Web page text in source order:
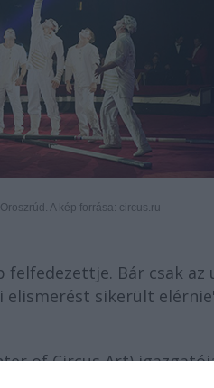
A kép forrása: circus.ru
felfedezettje. Bár csak
elismerést sikerült
of Circus Art)